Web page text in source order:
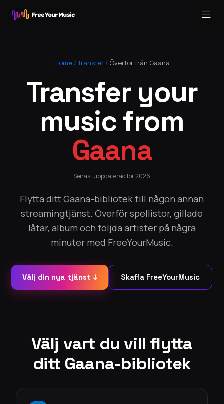
Home /Transfer / Överför från Gaana
Transfer your
music from
Gaana
Senast uppdaterad för 2026
Flytta ditt Gaana-bibliotek till någon annan
streamingtjänst. Överför spellistor, gillade
låtar, album och följda artister på några
minuter med FreeYourMusic.
Välj din nya tjänst ↓ Skaffa FreeYourMusic
Välj vart du vill flytta
ditt Gaana-bibliotek